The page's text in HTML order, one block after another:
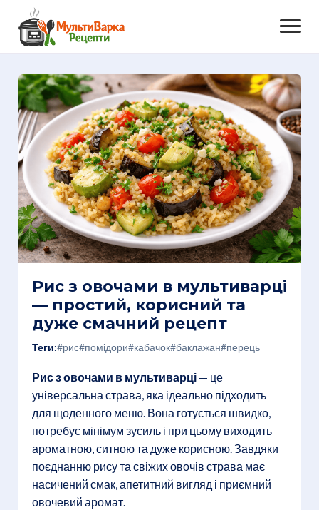
Рис з овочами в мультиварці
— простий, корисний та
дуже смачний рецепт
Теги:#рис#помідори#кабачок#баклажан#перець
Рис з овочами в мультиварці — це
універсальна страва, яка ідеально підходить
для щоденного меню. Вона готується швидко,
потребує мінімум зусиль і при цьому виходить
ароматною, ситною та дуже корисною. Завдяки
поєднанню рису та свіжих овочів страва має
насичений смак, апетитний вигляд і приємний
овочевий аромат.